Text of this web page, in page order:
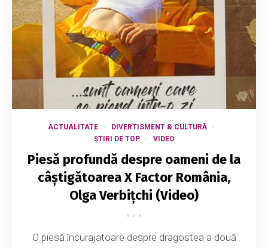
ACTUALITATE
DIVERTISMENT & CULTURĂ
ȘTIRI DE TOP
VIDEO
Piesă profundă despre oameni de la
câștigătoarea X Factor România,
Olga Verbițchi (Video)
O piesă încurajatoare despre dragostea a două